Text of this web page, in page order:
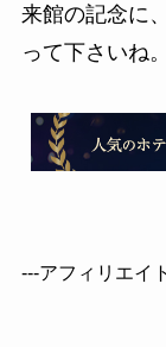
来館の記念に
って下さいね。
---アフィリエイ